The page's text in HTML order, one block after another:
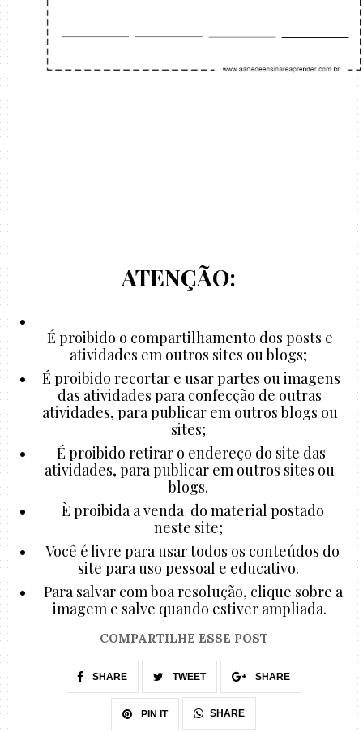
ATENÇÃO:
É proibido o compartilhamento dos posts e
atividades em outros sites ou blogs;
É proibido recortar e usar partes ou imagens
das atividades para confecção de outras
atividades, para publicar em outros blogs ou
sites;
É proibido retirar o endereço do site das
atividades, para publicar em outros sites ou
blogs.
È proibida a venda do material postado
neste site;
Você é livre para usar todos os conteúdos do
site para uso pessoal e educativo.
Para salvar com boa resolução, clique sobre a
imagem e salve quando estiver ampliada.
COMPARTILHE ESSE POST
SHARE TWEET SHARE
PIN IT SHARE